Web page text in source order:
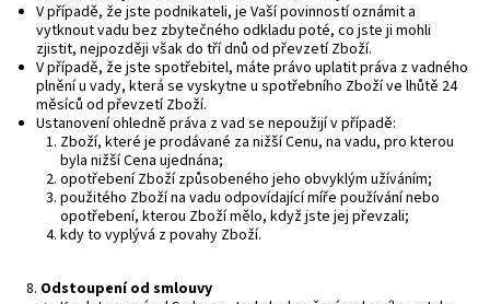
V případě, že jste podnikateli, je Vaší povinností oznámit a
vytknout vadu bez zbytečného odkladu poté, co jste ji mohli
zjistit, nejpozději však do tří dnů od převzetí Zboží.
V případě, že jste spotřebitel, máte právo uplatit práva z vadného
plnění u vady, která se vyskytne u spotřebního Zboží ve lhůtě 24
měsíců od převzetí Zboží.
Ustanovení ohledně práva z vad se nepoužijí v případě:
Zboží, které je prodávané za nižší Cenu, na vadu, pro kterou
byla nižší Cena ujednána;
opotřebení Zboží způsobeného jeho obvyklým užíváním;
použitého Zboží na vadu odpovídající míře používání nebo
opotřebení, kterou Zboží mělo, když jste jej převzali;
kdy to vyplývá z povahy Zboží.
Odstoupení od smlouvy